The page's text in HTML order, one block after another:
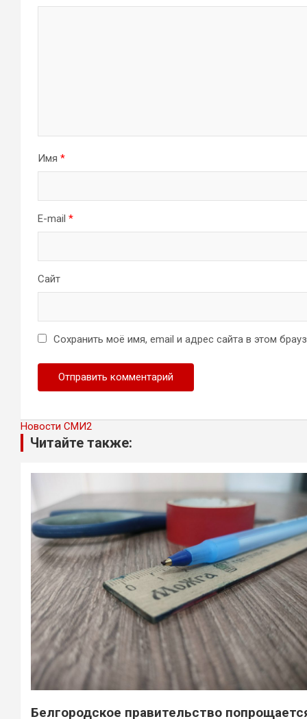
Имя *
E-mail *
Сайт
Сохранить моё имя, email и адрес сайта в этом
Новости СМИ2
Читайте также:
Белгородское правительство